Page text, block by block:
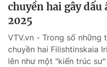
Sự kiện
Bóng đá
chuyền hai gây dấu
2025
VTV.vn - Trong số những
chuyền hai Filishtinskaia
lên như một "kiến trúc